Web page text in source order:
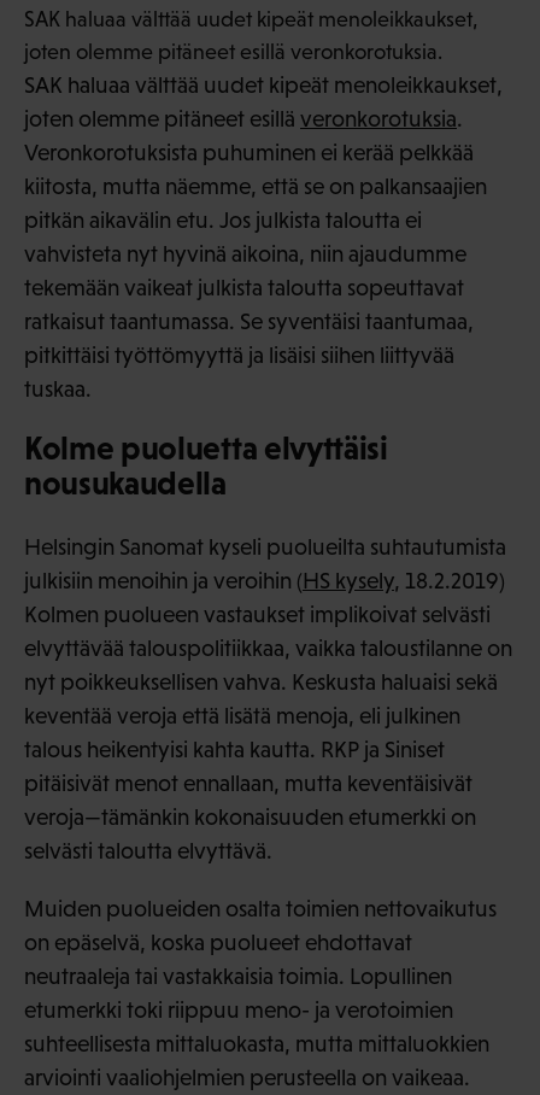
SAK haluaa välttää uudet kipeät menoleikkaukset,
joten olemme pitäneet esillä veronkorotuksia.
SAK haluaa välttää uudet kipeät menoleikkaukset,
joten olemme pitäneet esillä veronkorotuksia.
Veronkorotuksista puhuminen ei kerää pelkkää
kiitosta, mutta näemme, että se on palkansaajien
pitkän aikavälin etu. Jos julkista taloutta ei
vahvisteta nyt hyvinä aikoina, niin ajaudumme
tekemään vaikeat julkista taloutta sopeuttavat
ratkaisut taantumassa. Se syventäisi taantumaa,
pitkittäisi työttömyyttä ja lisäisi siihen liittyvää
tuskaa.
Kolme puoluetta elvyttäisi
nousukaudella
Helsingin Sanomat kyseli puolueilta suhtautumista
julkisiin menoihin ja veroihin (HS kysely, 18.2.2019)
Kolmen puolueen vastaukset implikoivat selvästi
elvyttävää talouspolitiikkaa, vaikka taloustilanne on
nyt poikkeuksellisen vahva. Keskusta haluaisi sekä
keventää veroja että lisätä menoja, eli julkinen
talous heikentyisi kahta kautta. RKP ja Siniset
pitäisivät menot ennallaan, mutta keventäisivät
veroja—tämänkin kokonaisuuden etumerkki on
selvästi taloutta elvyttävä.
Muiden puolueiden osalta toimien nettovaikutus
on epäselvä, koska puolueet ehdottavat
neutraaleja tai vastakkaisia toimia. Lopullinen
etumerkki toki riippuu meno- ja verotoimien
suhteellisesta mittaluokasta, mutta mittaluokkien
arviointi vaaliohjelmien perusteella on vaikeaa.